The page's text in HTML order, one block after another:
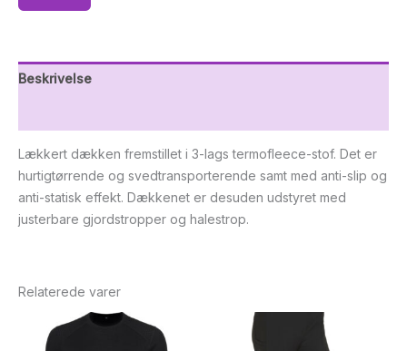
Beskrivelse
Lækkert dækken fremstillet i 3-lags termofleece-stof. Det er
hurtigtørrende og svedtransporterende samt med anti-slip og
anti-statisk effekt. Dækkenet er desuden udstyret med
justerbare gjordstropper og halestrop.
Relaterede varer